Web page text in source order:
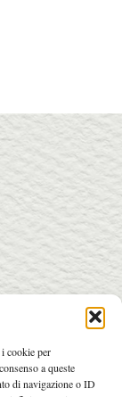
cookie per
a queste
di navigazione o ID